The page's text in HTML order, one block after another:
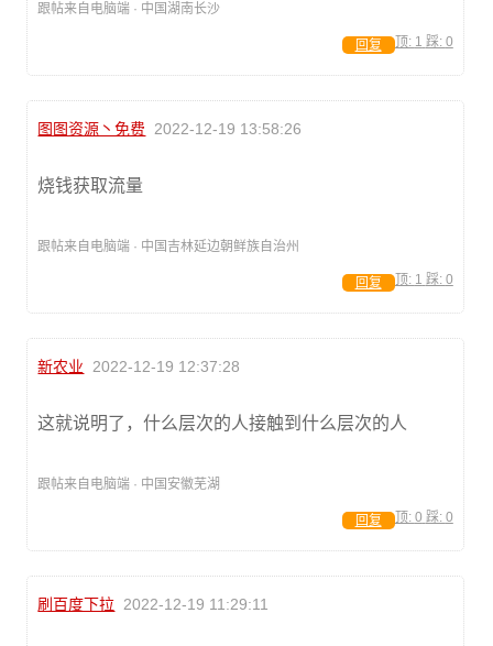
跟帖来自电脑端 · 中国湖南长沙
顶: 1 踩: 0
回复
图图资源丶免费 2022-12-19 13:58:26
烧钱获取流量
跟帖来自电脑端 · 中国吉林延边朝鲜族自治州
顶: 1 踩: 0
回复
新农业 2022-12-19 12:37:28
这就说明了，什么层次的人接触到什么层次的人
跟帖来自电脑端 · 中国安徽芜湖
顶: 0 踩: 0
回复
刷百度下拉 2022-12-19 11:29:11